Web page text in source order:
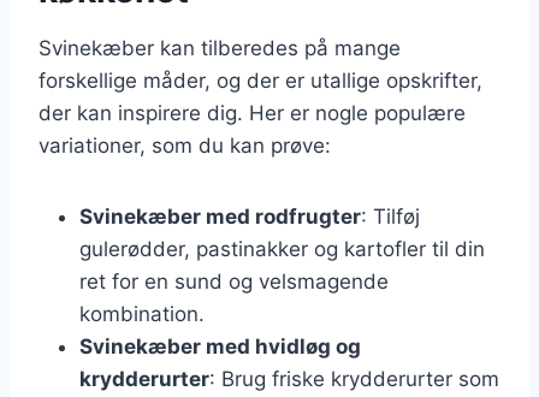
Svinekæber kan tilberedes på mange
forskellige måder, og der er utallige opskrifter,
der kan inspirere dig. Her er nogle populære
variationer, som du kan prøve:
Svinekæber med rodfrugter: Tilføj
gulerødder, pastinakker og kartofler til din
ret for en sund og velsmagende
kombination.
Svinekæber med hvidløg og
krydderurter: Brug friske krydderurter som